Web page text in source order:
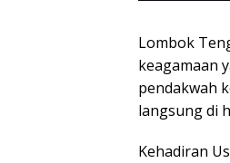
Lombok
keagamaan
pendakwah
langsung di
Kehadiran